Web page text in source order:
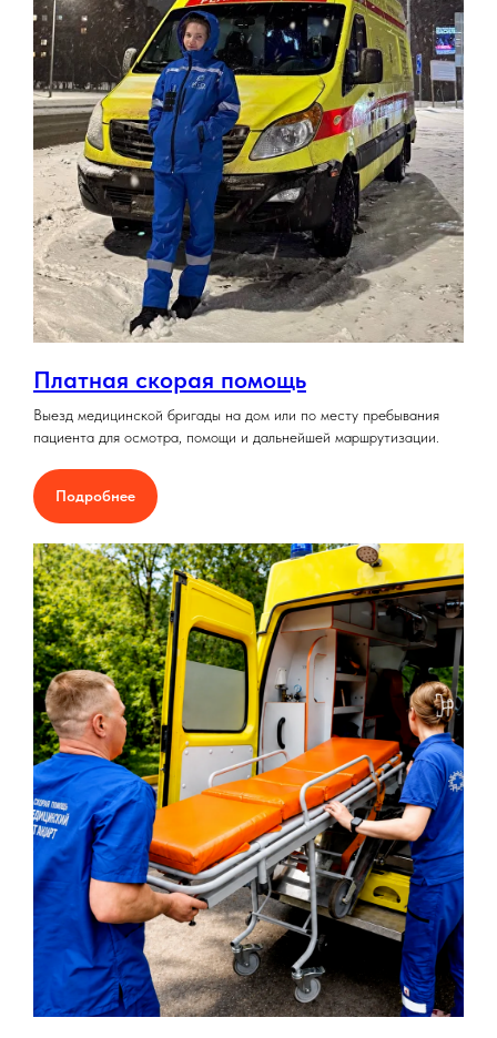
Платная скорая помощь
Выезд медицинской бригады на дом или по месту пребывания
пациента для осмотра, помощи и дальнейшей маршрутизации.
Подробнее